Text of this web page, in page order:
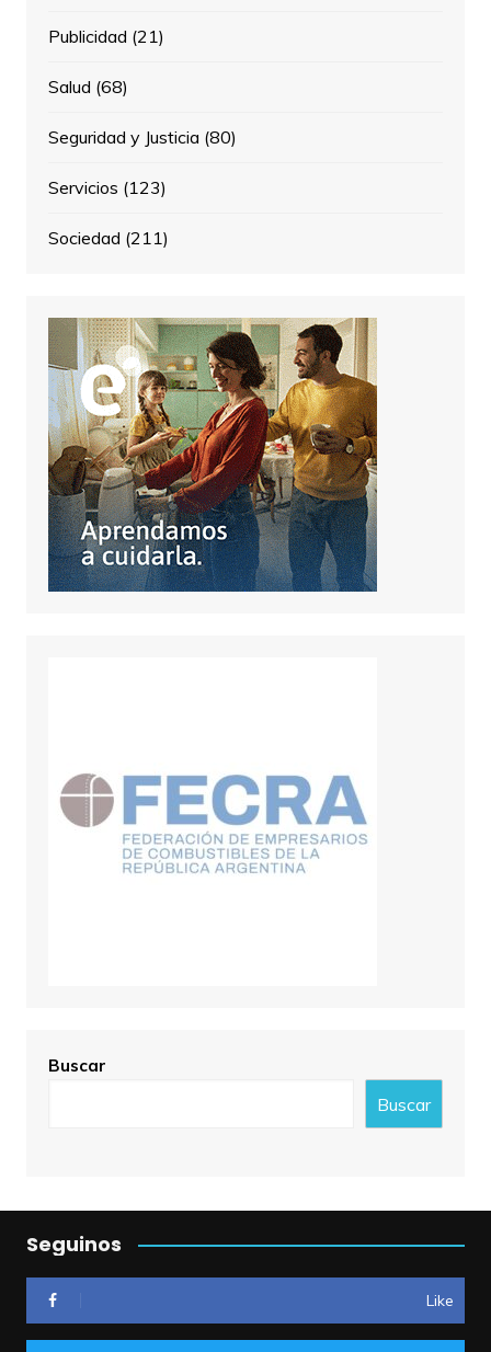
Publicidad (21)
Salud (68)
Seguridad y Justicia (80)
Servicios (123)
Sociedad (211)
Buscar
Buscar
Seguinos
Like